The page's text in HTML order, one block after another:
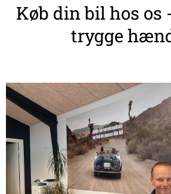
Køb din bil hos os
trygge